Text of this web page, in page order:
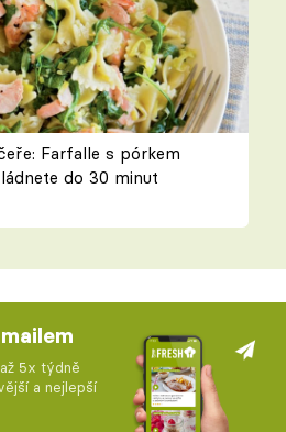
Farfalle s pórkem
do 30 minut
5x týdně
a nejlepší